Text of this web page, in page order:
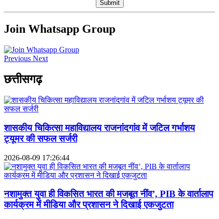
Submit
Join Whatsapp Group
Previous Next
छत्तीसगढ़
शासकीय चिकित्सा महाविद्यालय राजनांदगांव में जटिल गर्भाशय
ट्यूमर की सफल सर्जरी
2026-08-09 17:26:44
नशामुक्त युवा ही विकसित भारत की मजबूत नींव’, PIB के वार्तालाप
कार्यक्रम में मीडिया और प्रशासन ने दिखाई एकजुटता